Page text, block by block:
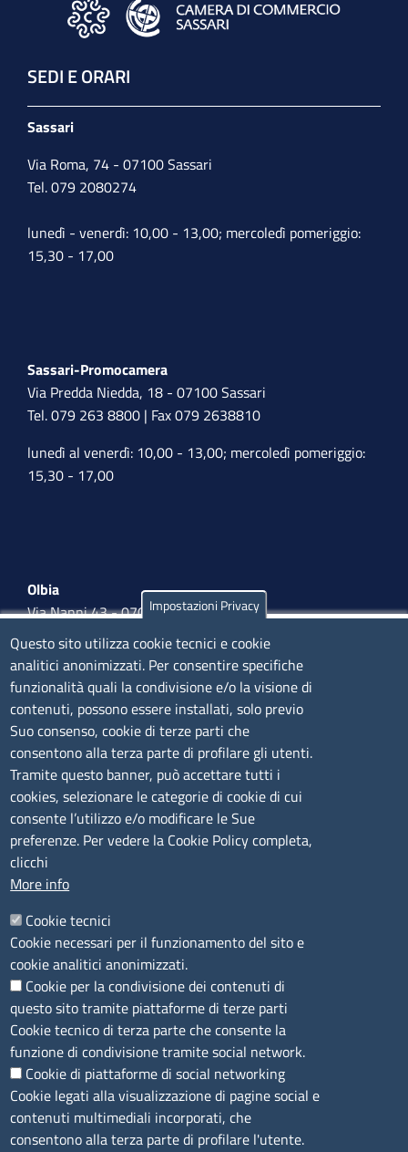
SEDI E ORARI
Sassari
Via Roma, 74 - 07100 Sassari
Tel. 079 2080274
lunedì - venerdì: 10,00 - 13,00; mercoledì pomeriggio:
15,30 - 17,00
Sassari-Promocamera
Via Predda Niedda, 18 - 07100 Sassari
Tel. 079 263 8800 | Fax 079 2638810
lunedì al venerdì: 10,00 - 13,00; mercoledì pomeriggio:
15,30 - 17,00
Olbia
Via Nanni 43 - 07026 Olbia
Tel. 0789 66122 | 0789 69580
mail: ufficio.olbia@ss.camcom.it
lunedì al venerdì: 9,00 - 12,00; lunedì pomeriggio: 16,00
- 17,00
CONTATTI
Camera di Commercio, Industria, Artigianato e
Agricoltura di Sassari
PEC
P.IVA01047570906
Codice Fiscale
Codice Univoco per le fatture elettroniche: UFPXFS
LINK UTILI
Segnalazione di illecito
Amministrazione Trasparente
Accesso riservato
Dichiarazione di accessibilità
Impostazioni Privacy
Questo sito utilizza cookie tecnici e cookie
analitici anonimizzati. Per consentire specifiche
funzionalità quali la condivisione e/o la visione di
contenuti, possono essere installati, solo previo
Suo consenso, cookie di terze parti che
consentono alla terza parte di profilare gli utenti.
Tramite questo banner, può accettare tutti i
cookies, selezionare le categorie di cookie di cui
consente l’utilizzo e/o modificare le Sue
preferenze. Per vedere la Cookie Policy completa,
clicchi
More info
Cookie tecnici
Cookie necessari per il funzionamento del sito e
cookie analitici anonimizzati.
Cookie per la condivisione dei contenuti di
questo sito tramite piattaforme di terze parti
Cookie tecnico di terza parte che consente la
funzione di condivisione tramite social network.
Cookie di piattaforme di social networking
Cookie legati alla visualizzazione di pagine social e
contenuti multimediali incorporati, che
consentono alla terza parte di profilare l'utente.